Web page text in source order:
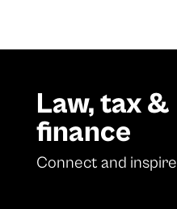
Law, tax &
finance
Connect and inspire